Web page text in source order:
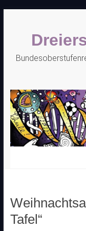
springen
Tafel“